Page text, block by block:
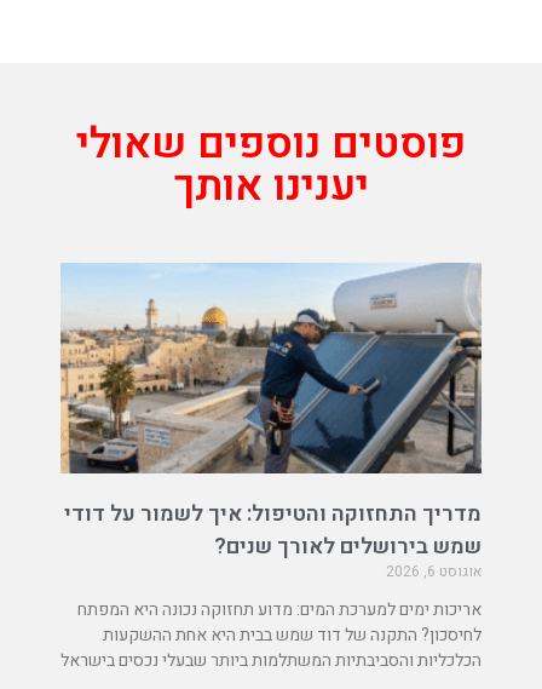
פוסטים נוספים שאולי
יענינו אותך
מדריך התחזוקה והטיפול: איך לשמור על דודי
שמש בירושלים לאורך שנים?
אוגוסט 6, 2026
אריכות ימים למערכת המים: מדוע תחזוקה נכונה היא המפתח
לחיסכון? התקנה של דוד שמש בבית היא אחת ההשקעות
הכלכליות והסביבתיות המשתלמות ביותר שבעלי נכסים בישראל